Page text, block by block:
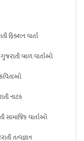
ફિક્શન વાર્તા
ગુજરાતી બાળ વાર્તાઓ
નાટક
સામાજિક વાર્તાઓ
તત્વજ્ઞાન